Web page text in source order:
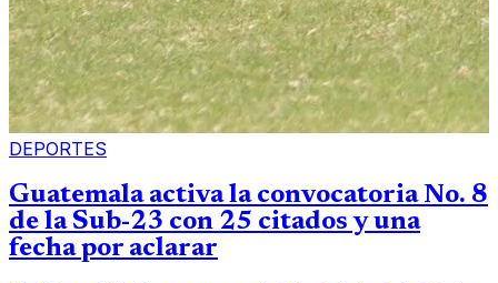
DEPORTES
Guatemala activa la convocatoria No. 8
de la Sub-23 con 25 citados y una
fecha por aclarar